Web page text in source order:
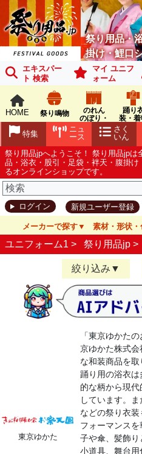
祭り用品・
掛け・鯉口
エキスパー
ト 検索
マイ ユニフ
ォーム
HOME 祭り鳴物
のれん
のぼり・
踊り
装・着
さく
いん
ニュ
ース
特集
祭り用品jpへようこそ！ 祭り用品jpは
品・浴衣・股引・足袋・袢天・腹掛
るオンラインショップです。
ログイン 新規ユーザー登録
メーカーで探す 素材・形状
ユニフォーム1 > 祭り用品jp >
絞り込み
東京ゆかた
「東京ゆかた
京ゆかた株式
な和装商品を
踊り用の浴衣
的な柄から現
しています。​
などの祭り衣
フォーマンス
子や傘、髪飾
小道具、舞台